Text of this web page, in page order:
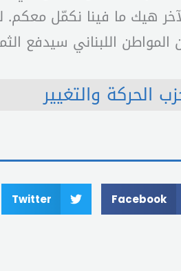
هيك ما فينا نكمّل معكم.
المواطن اللبناني سيدفع
الحركة والتغيير
Facebook
Twitter